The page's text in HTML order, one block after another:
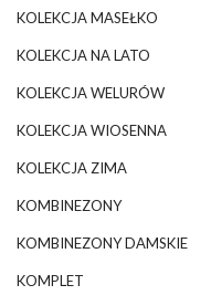
KOLEKCJA MASEŁKO
KOLEKCJA NA LATO
KOLEKCJA WELURÓW
KOLEKCJA WIOSENNA
KOLEKCJA ZIMA
KOMBINEZONY
KOMBINEZONY DAMSKIE
KOMPLET